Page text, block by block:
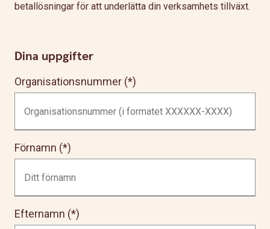
betallösningar för att underlätta din verksamhets tillväxt.
Dina uppgifter
Organisationsnummer
Förnamn
Efternamn